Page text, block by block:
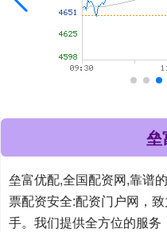
垒
垒富优配,全国配资网,靠谱
票配资安全:配资门户网，
手。我们提供全方位的服务